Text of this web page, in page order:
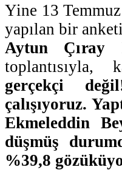
Yine 13
yapılan bir
Aytun Çıray
gerçekçi
çalışıyoruz.
Ekmeleddin
düşmüş
%39,8